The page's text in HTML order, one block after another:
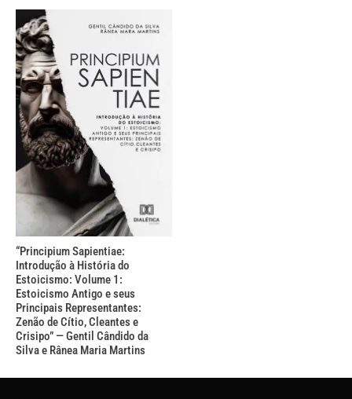
“Principium Sapientiae:
Introdução à História do
Estoicismo: Volume 1:
Estoicismo Antigo e seus
Principais Representantes:
Zenão de Cítio, Cleantes e
Crisipo” — Gentil Cândido da
Silva e Rânea Maria Martins